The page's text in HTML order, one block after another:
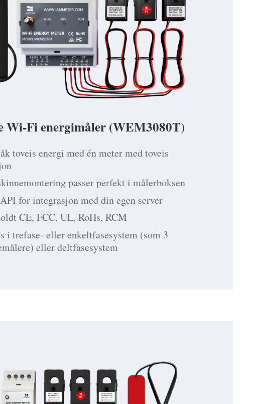
Wi-Fi energimåler (WEM3080T)
toveis energi med én meter med toveis
passer perfekt i målerboksen
for integrasjon med din egen server
CE, FCC, UL, RoHs, RCM
i trefase- eller enkeltfasesystem (som 3
eller deltfasesystem